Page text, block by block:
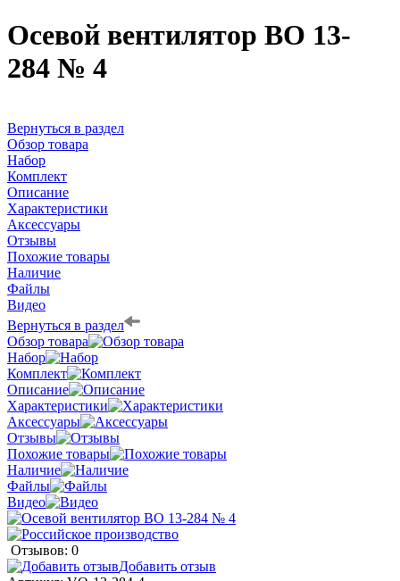
Осевой вентилятор ВО 13-
284 № 4
Вернуться в раздел
Обзор товара
Набор
Комплект
Описание
Характеристики
Аксессуары
Отзывы
Похожие товары
Наличие
Файлы
Видео
Вернуться в раздел
Обзор товара
Набор
Комплект
Описание
Характеристики
Аксессуары
Отзывы
Похожие товары
Наличие
Файлы
Видео
Отзывов: 0
Добавить отзыв